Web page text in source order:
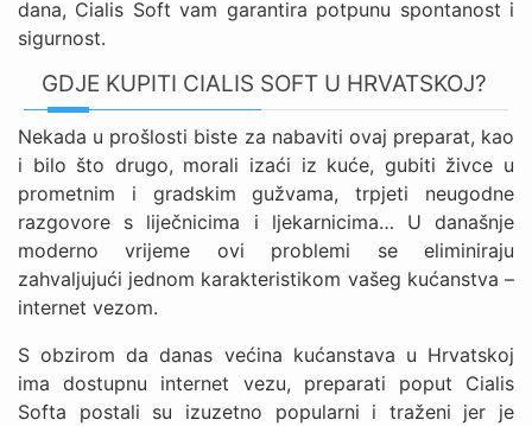
dana, Cialis Soft vam garantira potpunu spontanost i
sigurnost.
GDJE KUPITI CIALIS SOFT U HRVATSKOJ?
Nekada u prošlosti biste za nabaviti ovaj preparat, kao
i bilo što drugo, morali izaći iz kuće, gubiti živce u
prometnim i gradskim gužvama, trpjeti neugodne
razgovore s liječnicima i ljekarnicima… U današnje
moderno vrijeme ovi problemi se eliminiraju
zahvaljujući jednom karakteristikom vašeg kućanstva –
internet vezom.
S obzirom da danas većina kućanstava u Hrvatskoj
ima dostupnu internet vezu, preparati poput Cialis
Softa postali su izuzetno popularni i traženi jer je